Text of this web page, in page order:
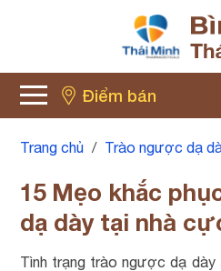
Điểm bán
Trang chủ / Trào ngược dạ
15 Mẹo khắc
dạ dày tại nhà
Tình trạng trào ngược dạ